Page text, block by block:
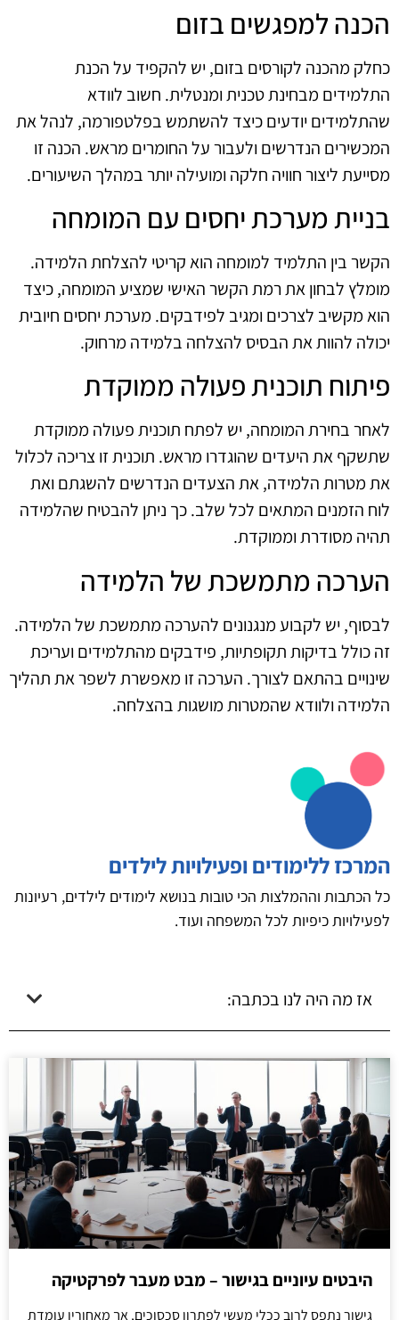
הכנה למפגשים בזום
כחלק מהכנה לקורסים בזום, יש להקפיד על הכנת
התלמידים מבחינת טכנית ומנטלית. חשוב לוודא
שהתלמידים יודעים כיצד להשתמש בפלטפורמה, לנהל את
המכשירים הנדרשים ולעבור על החומרים מראש. הכנה זו
מסייעת ליצור חוויה חלקה ומועילה יותר במהלך השיעורים.
בניית מערכת יחסים עם המומחה
הקשר בין התלמיד למומחה הוא קריטי להצלחת הלמידה.
מומלץ לבחון את רמת הקשר האישי שמציע המומחה, כיצד
הוא מקשיב לצרכים ומגיב לפידבקים. מערכת יחסים חיובית
יכולה להוות את הבסיס להצלחה בלמידה מרחוק.
פיתוח תוכנית פעולה ממוקדת
לאחר בחירת המומחה, יש לפתח תוכנית פעולה ממוקדת
שתשקף את היעדים שהוגדרו מראש. תוכנית זו צריכה לכלול
את מטרות הלמידה, את הצעדים הנדרשים להשגתם ואת
לוח הזמנים המתאים לכל שלב. כך ניתן להבטיח שהלמידה
תהיה מסודרת וממוקדת.
הערכה מתמשכת של הלמידה
לבסוף, יש לקבוע מנגנונים להערכה מתמשכת של הלמידה.
זה כולל בדיקות תקופתיות, פידבקים מהתלמידים ועריכת
שינויים בהתאם לצורך. הערכה זו מאפשרת לשפר את תהליך
הלמידה ולוודא שהמטרות מושגות בהצלחה.
המרכז ללימודים ופעילויות לילדים
כל הכתבות וההמלצות הכי טובות בנושא לימודים לילדים, רעיונות
לפעילויות כיפיות לכל המשפחה ועוד.
אז מה היה לנו בכתבה:
היבטים עיוניים בגישור – מבט מעבר לפרקטיקה
גישור נתפס לרוב ככלי מעשי לפתרון סכסוכים, אך מאחוריו עומדת